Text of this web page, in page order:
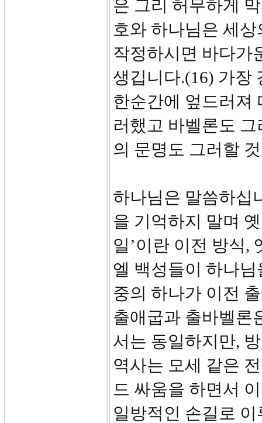
은 그리 허무하게
호와 하나님은 세
작정하시면 바다가
생깁니다.(16) 가장
한순간에 엎드러져
러했고 바벨론도
의 문명도 그러할
하나님은 말씀하십
을 기억하지 말며
일’이란 이전 방식,
엘 백성들이 하나
중의 하나가 이전
출애굽과 출바벨론
서는 동일하지만,
역사는 모세 같은
드 싸움을 하면서
일방적인 손길로